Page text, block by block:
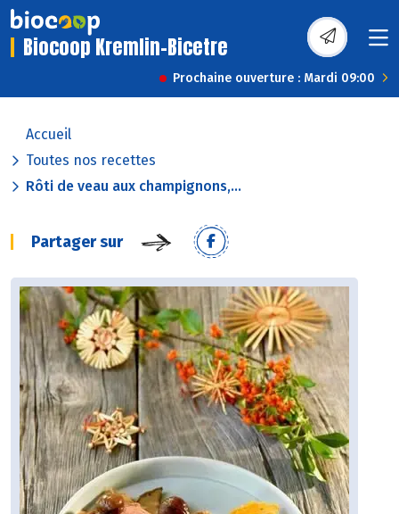
Biocoop Kremlin-Bicetre
Prochaine ouverture : Mardi 09:00
Accueil
Toutes nos recettes
Rôti de veau aux champignons,...
Partager sur